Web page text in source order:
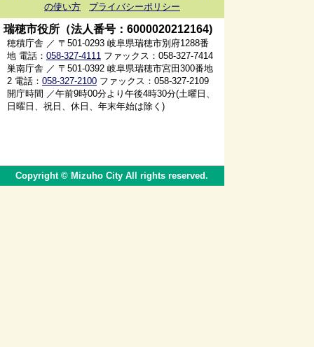
の使い方
プライバシーポリシー
瑞穂市役所（法人番号：6000020212164)
穂積庁舎 ／ 〒501-0293 岐阜県瑞穂市別府1288番
地 電話： 058-327-4111 ファックス：058-327-7414
巣南庁舎 ／ 〒501-0392 岐阜県瑞穂市宮田300番地
2 電話： 058-327-2100 ファックス：058-327-2109
開庁時間 ／午前9時00分より午後4時30分(土曜日、
日曜日、祝日、休日、年末年始は除く)
Copyright © Mizuho City All rights reserved.